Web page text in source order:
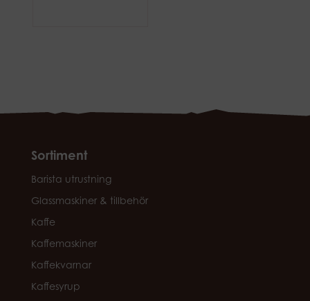
Sortiment
Barista utrustning
Glassmaskiner & tillbehör
Kaffe
Kaffemaskiner
Kaffekvarnar
Kaffesyrup